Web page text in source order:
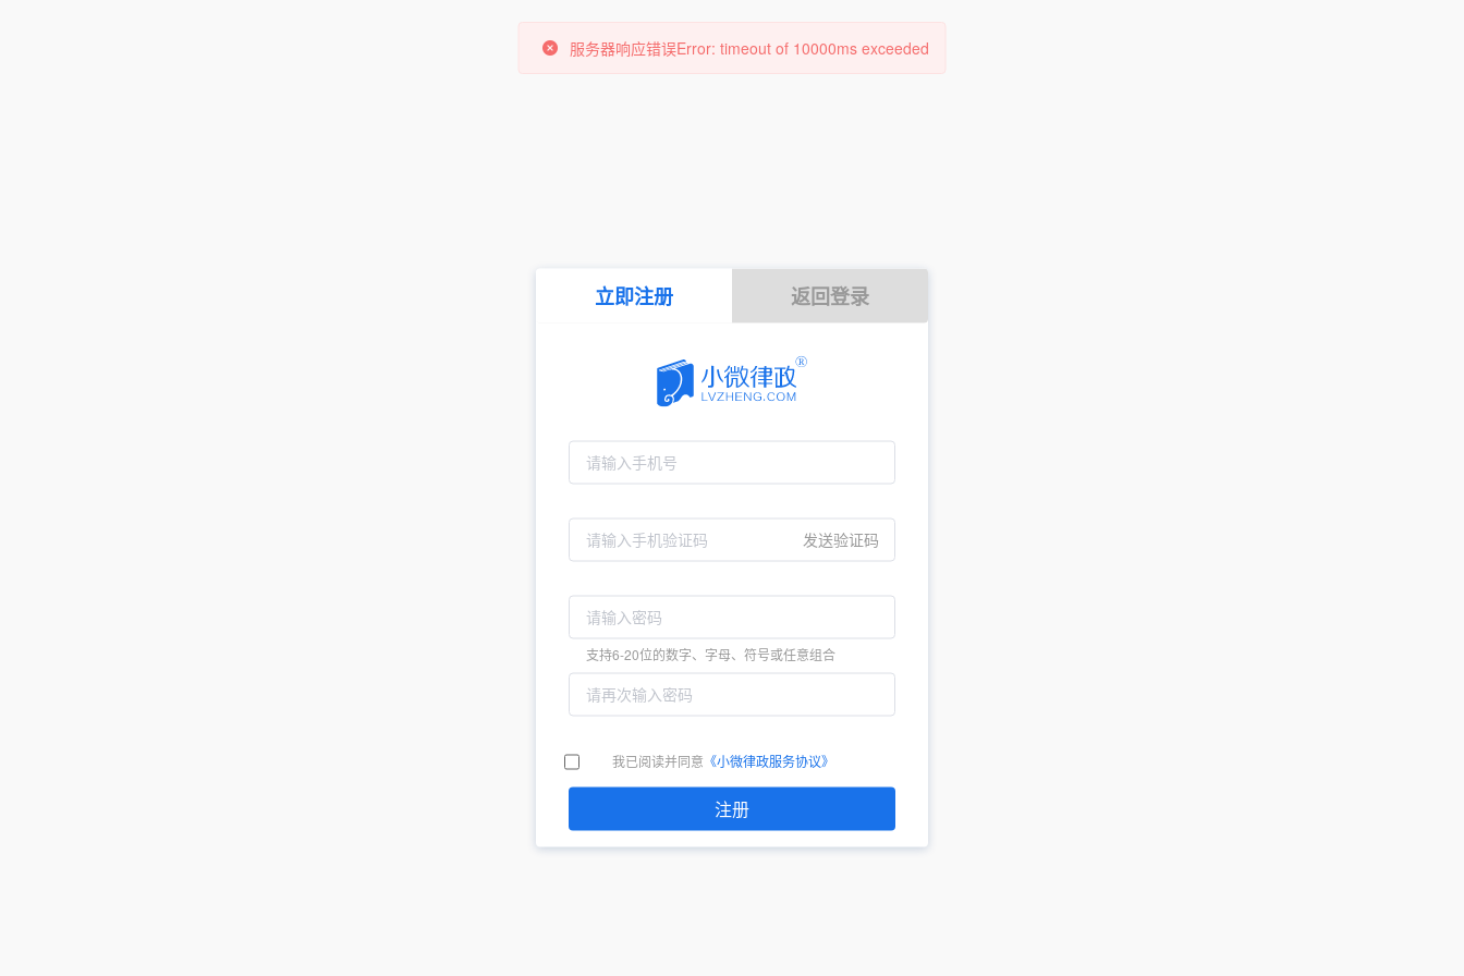
立即注册 返回登录
发送验证码
支持6-20位的数字、字母、符号或任意组合
我已阅读并同意 《小微律政服务协议》
注册
服务器响应错误Error: timeout of 10000ms exceeded